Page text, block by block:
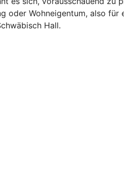
Wohneigentum, also
Hall.